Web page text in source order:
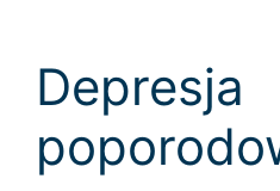
Depresja